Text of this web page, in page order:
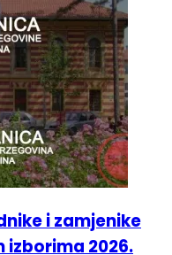
i zamjenike
izborima 2026.